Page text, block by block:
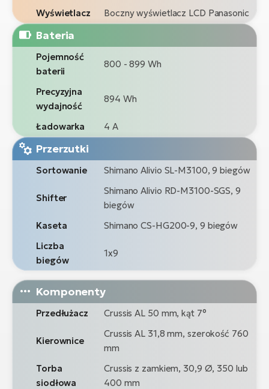
Wyświetlacz Boczny wyświetlacz LCD Panasonic
Bateria
Pojemność
baterii
800 - 899 Wh
Precyzyjna
wydajność
894 Wh
Ładowarka 4 A
Przerzutki
Sortowanie Shimano Alivio SL-M3100, 9 biegów
Shifter
Shimano Alivio RD-M3100-SGS, 9
biegów
Kaseta
Shimano CS-HG200-9, 9 biegów
Liczba
biegów
1x9
Komponenty
Przedłużacz Crussis AL 50 mm, kąt 7°
Kierownice
Crussis AL 31,8 mm, szerokość 760
mm
Torba
siodłowa
Crussis z zamkiem, 30,9 Ø, 350 lub
400 mm